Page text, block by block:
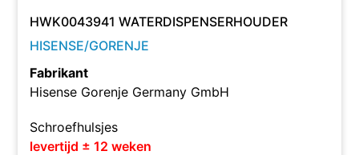
HWK0043941 WATERDISPENSERHOUDER
HISENSE/GORENJE
Fabrikant
Hisense Gorenje Germany GmbH
Schroefhulsjes
levertijd ± 12 weken